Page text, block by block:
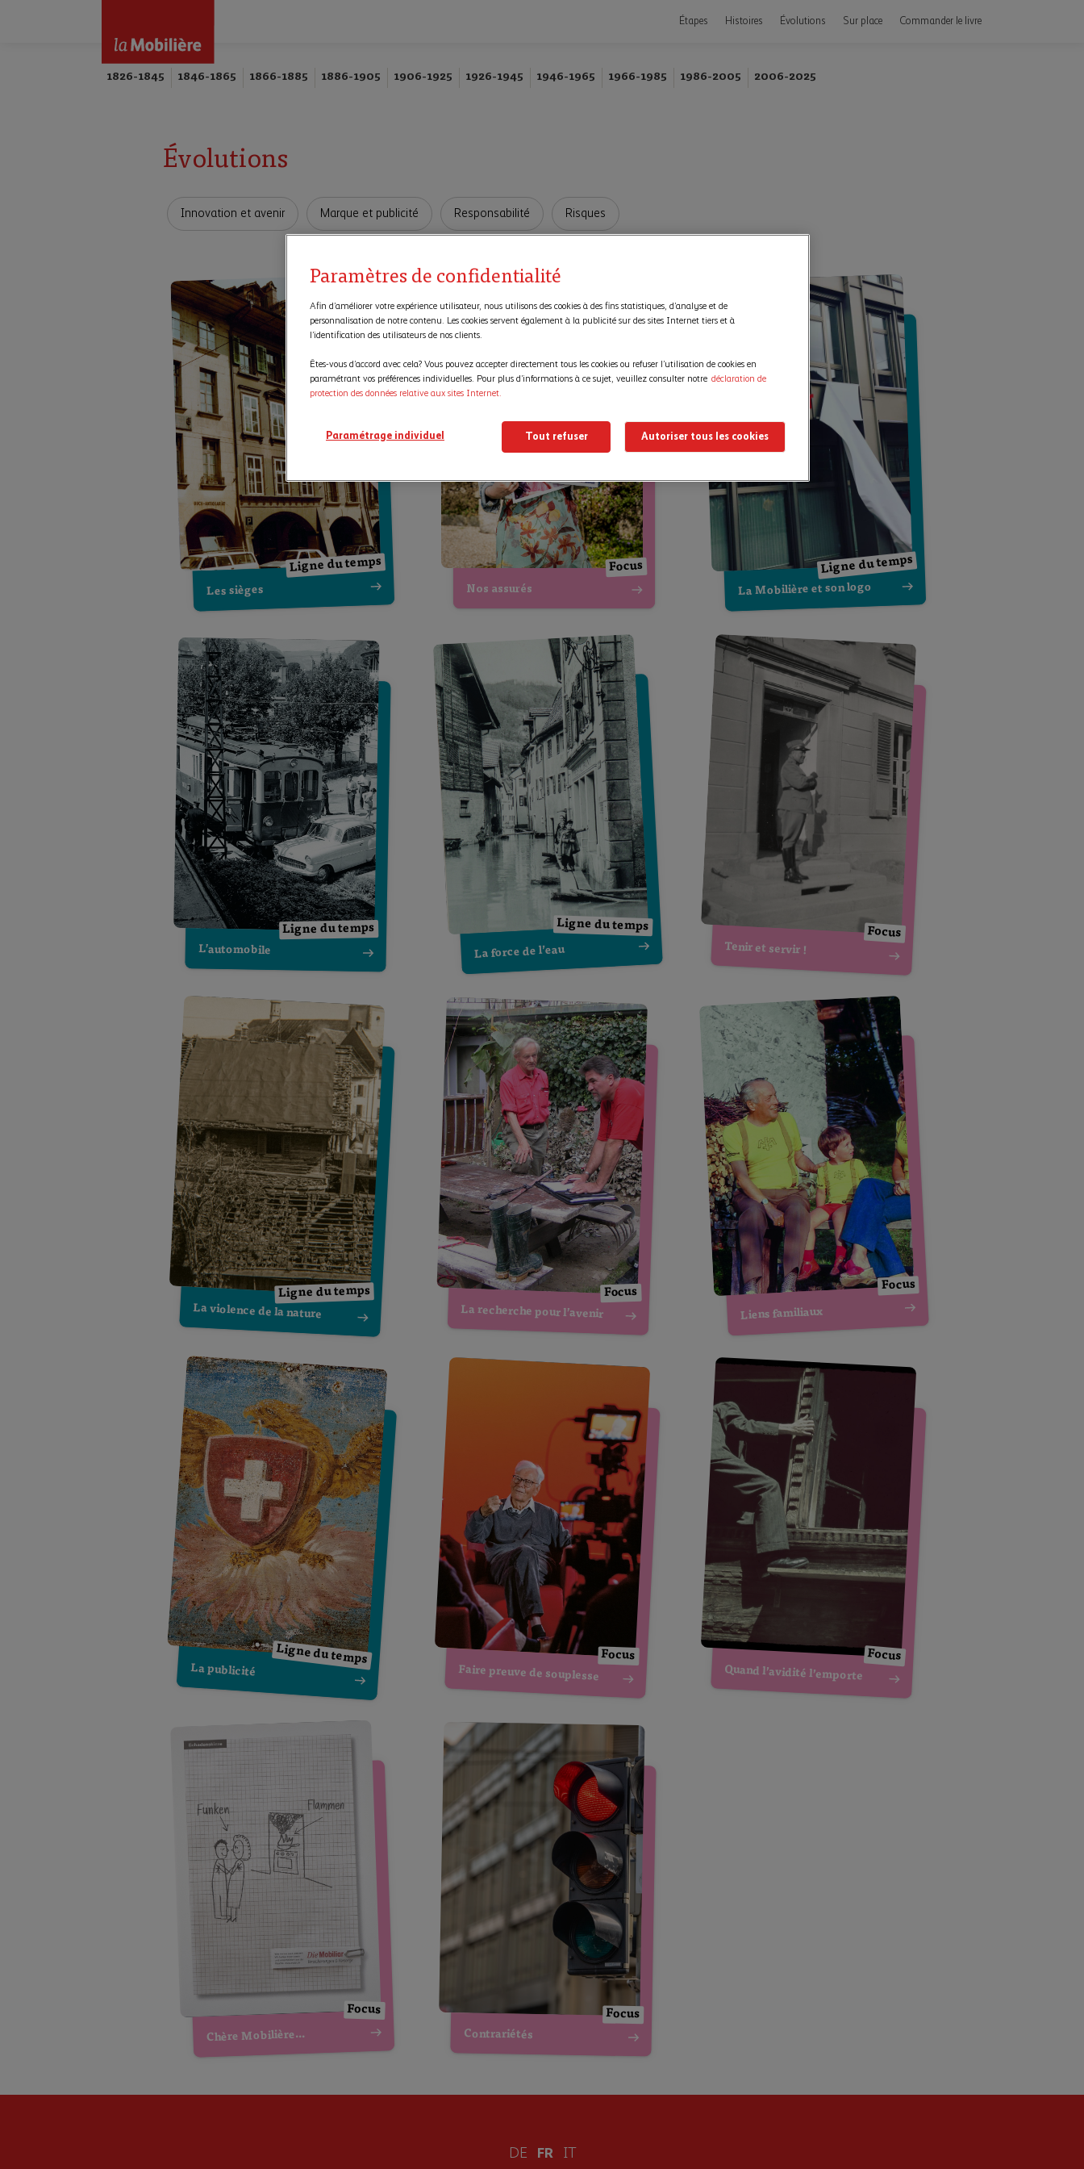
1826-1845 1846-1865 1866-1885 1886-1905 1906-1925 1926-1945 1946-1965 1966-1985 1986-2005 2006-2025
Étapes Histoires Évolutions Sur place Commander le livre
Évolutions
Innovation et avenir Marque et publicité Responsabilité Risques
Les sièges
Ligne du temps
Nos assurés
Focus
La Mobilière et son logo
Ligne du temps
L’automobile
Ligne du temps
La force de l’eau
Ligne du temps
Tenir et servir !
Focus
La violence de la nature
Ligne du temps
La recherche pour l’avenir
Focus
Liens familiaux
Focus
La publicité
Ligne du temps
Faire preuve de souplesse
Focus
Quand l’avidité l’emporte
Focus
Chère Mobilière...
Focus
Contrariétés
Focus
DE FR IT
Paramètres de confidentialité
Afin d’améliorer votre expérience utilisateur, nous utilisons des cookies à des fins statistiques, d’analyse et de
personnalisation de notre contenu. Les cookies servent également à la publicité sur des sites Internet tiers et à
l’identification des utilisateurs de nos clients.
Êtes-vous d’accord avec cela? Vous pouvez accepter directement tous les cookies ou refuser l’utilisation de cookies en
paramétrant vos préférences individuelles. Pour plus d’informations à ce sujet, veuillez consulter notre déclaration de
protection des données relative aux sites Internet.
Paramétrage individuel Tout refuser Autoriser tous les cookies